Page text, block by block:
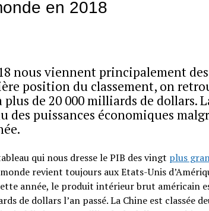
en 2018
nous viennent principalement
position du classement, on
de 20 000 milliards de dollars.
des puissances économiques
qui nous dresse le PIB des vingt plus
revient toujours aux Etats-Unis
année, le produit intérieur brut américain
de dollars l’an passé. La Chine est classée